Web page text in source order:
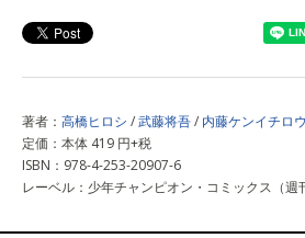
著者： 高橋ヒロシ /武藤将吾/ 内藤ケンイチロウ
定価：本体 419 円+税
ISBN：978-4-253-20907-6
レーベル：少年チャンピオン・コミックス（週